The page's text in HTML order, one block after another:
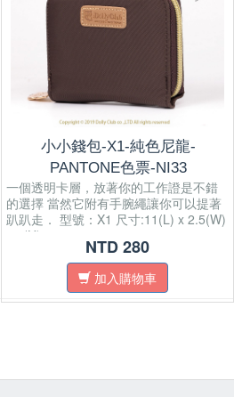
小小錢包-X1-純色尼龍-
PANTONE色票-NI33
一個透明卡層，放著你的工作證是不錯
的選擇 當然它附有手腕繩讓你可以提著
趴趴走． 型號：X1 尺寸:11(L) x 2.5(W)
x 9(H) cm -------------------------------------
------------------ STRUCTURE: 3 RFID
Block Card Pockets, 2 Currency
Pockets, , 1 Transparent ID/Picture
Window in back. Made of High quality
NTD 280
加入購物車